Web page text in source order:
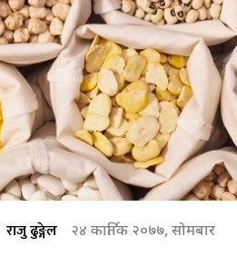
राजु ढुङ्गेल २४ कार्तिक २०७७, सोमबार